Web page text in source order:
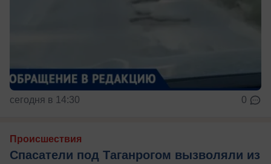
сегодня в 14:30 0
Происшествия
Спасатели под Таганрогом вызволяли из